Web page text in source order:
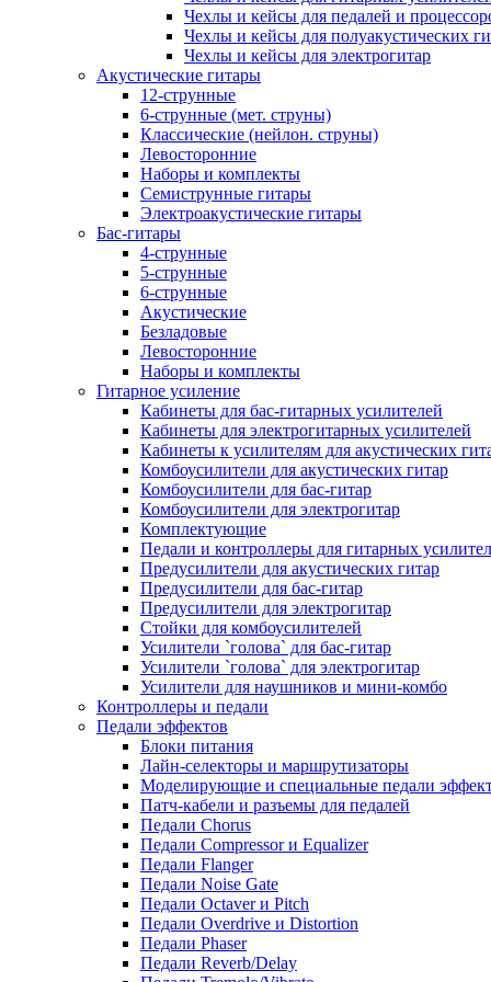
Чехлы и кейсы для педалей и
Чехлы и кейсы для полуакустических
Чехлы и кейсы для электрогитар
Акустические гитары
12-струнные
6-струнные (мет. струны)
Классические (нейлон. струны)
Левосторонние
Наборы и комплекты
Семиструнные гитары
Электроакустические гитары
Бас-гитары
4-струнные
5-струнные
6-струнные
Акустические
Безладовые
Левосторонние
Наборы и комплекты
Гитарное усиление
Кабинеты для бас-гитарных усилителей
Кабинеты для электрогитарных усилителей
Кабинеты к усилителям для акустических
Комбоусилители для акустических гитар
Комбоусилители для бас-гитар
Комбоусилители для электрогитар
Комплектующие
Педали и контроллеры для гитарных
Предусилители для акустических гитар
Предусилители для бас-гитар
Предусилители для электрогитар
Стойки для комбоусилителей
Усилители `голова` для бас-гитар
Усилители `голова` для электрогитар
Усилители для наушников и мини-комбо
Контроллеры и педали
Педали эффектов
Блоки питания
Лайн-селекторы и маршрутизаторы
Моделирующие и специальные педали
Патч-кабели и разъемы для педалей
Педали Chorus
Педали Compressor и Equalizer
Педали Flanger
Педали Noise Gate
Педали Octaver и Pitch
Педали Overdrive и Distortion
Педали Phaser
Педали Reverb/Delay